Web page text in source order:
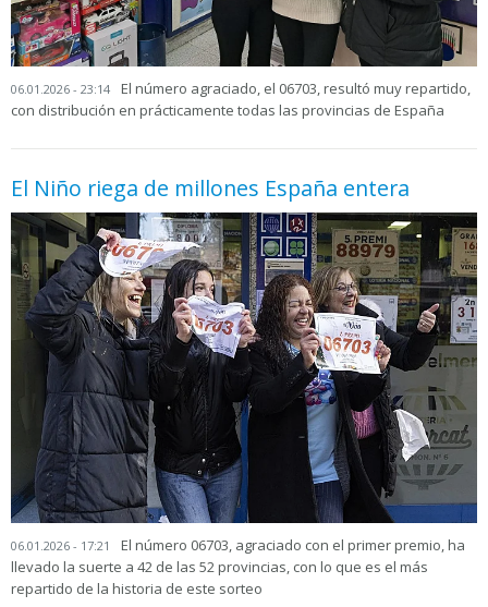
06.01.2026 - 23:14
El número agraciado, el 06703, resultó muy repartido,
con distribución en prácticamente todas las provincias de España
El Niño riega de millones España entera
06.01.2026 - 17:21
El número 06703, agraciado con el primer premio, ha
llevado la suerte a 42 de las 52 provincias, con lo que es el más
repartido de la historia de este sorteo